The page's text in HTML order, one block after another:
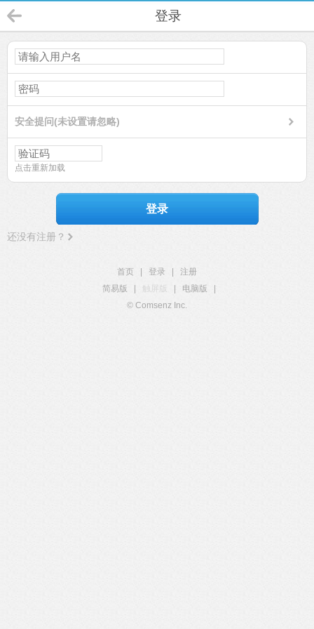
登录
安全提问(未设置请忽略)
点击重新加载
登录
还没有注册？
首页 登录
注册
简易版
触屏版 电脑版
© Comsenz Inc.